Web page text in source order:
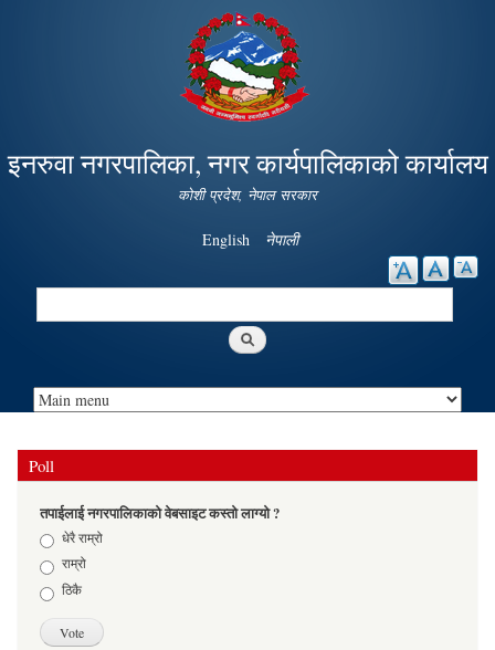
Skip to
main
content
इनरुवा नगरपालिका, नगर कार्यपालिकाको कार्यालय
कोशी प्रदेश, नेपाल सरकार
English नेपाली
Search
Poll
तपाईलाई नगरपालिकाको वेबसाइट कस्तो लाग्यो ?
Choicesधेरै राम्रो
राम्रो
ठिकै